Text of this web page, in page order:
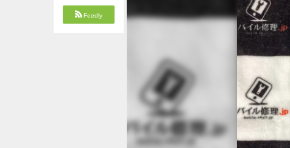
Feedly